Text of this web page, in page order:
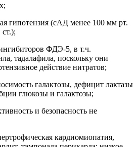
гипотензия (сАД менее 100 мм рт.
ФДЭ-5, в т.ч.
тадалафила, поскольку они
действие нитратов;
галактозы, дефицит лактазы
глюкозы и галактозы;
и безопасность не
кардиомиопатия,